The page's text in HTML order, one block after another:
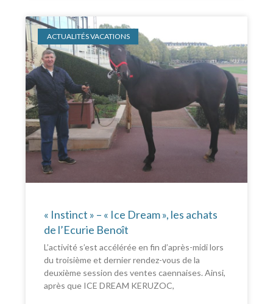
ACTUALITÉS VACATIONS
« Instinct » – « Ice Dream », les achats
de l’Ecurie Benoît
L’activité s’est accélérée en fin d’après-midi lors
du troisième et dernier rendez-vous de la
deuxième session des ventes caennaises. Ainsi,
après que ICE DREAM KERUZOC,